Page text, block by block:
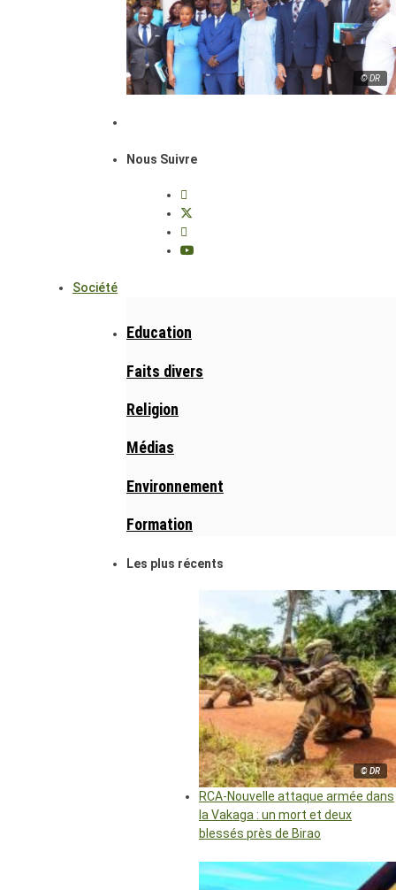
© DR
Nous Suivre
Société
Education
Faits divers
Religion
Médias
Environnement
Formation
Les plus récents
© DR
RCA-Nouvelle attaque armée dans
la Vakaga : un mort et deux
blessés près de Birao